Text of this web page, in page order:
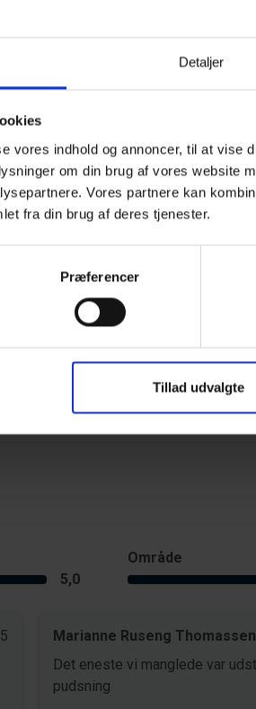
Detaljer
vores indhold og annoncer, til at vise
om din brug af vores website
Vores partnere kan
fra din brug af deres tjenester.
Præferencer
Tillad udvalgte
gode stisystemer, skovområder og
vestkyst ligger blot en kort køretur
atmosfære.
strande vedHenne Strand
kombineret med nem adgang til
til
vellykketferie ved Vesterhavet:
rammer for ferie med hund.
og vestjysk ferieidyl i smukke
5,0
Område
Marianne Ruseng Thomassen
Det eneste vi manglede var
pudsning